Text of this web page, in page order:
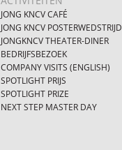
JONG KNCV CAFÉ
JONG KNCV POSTERWEDSTRIJD
JONGKNCV THEATER-DINER
BEDRIJFSBEZOEK
COMPANY VISITS (ENGLISH)
SPOTLIGHT PRIJS
SPOTLIGHT PRIZE
NEXT STEP MASTER DAY